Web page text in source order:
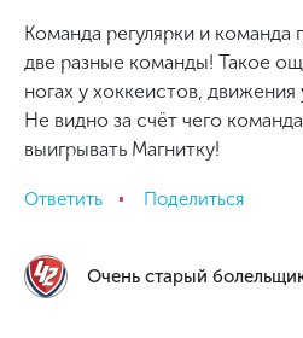
Команда регулярки и
две разные команды! Такое
ногах у хоккеистов,
Не видно за счёт чего
выигрывать Магнитку!
Ответить Поделиться
Очень старый